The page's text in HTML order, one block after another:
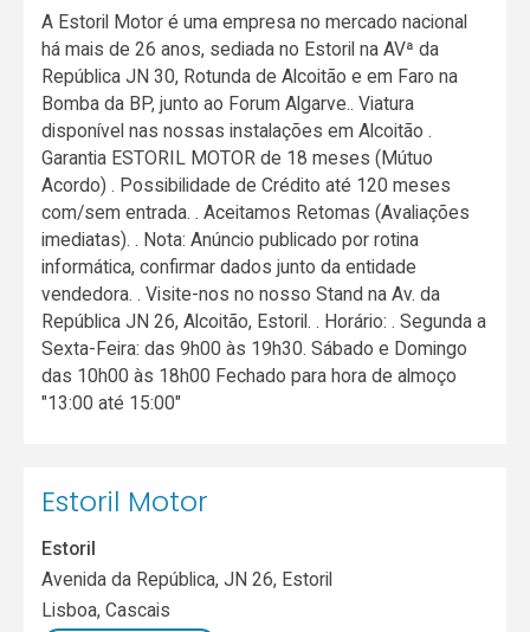
A Estoril Motor é uma empresa no mercado nacional
há mais de 26 anos, sediada no Estoril na AVª da
República JN 30, Rotunda de Alcoitão e em Faro na
Bomba da BP, junto ao Forum Algarve.. Viatura
disponível nas nossas instalações em Alcoitão .
Garantia ESTORIL MOTOR de 18 meses (Mútuo
Acordo) . Possibilidade de Crédito até 120 meses
com/sem entrada. . Aceitamos Retomas (Avaliações
imediatas). . Nota: Anúncio publicado por rotina
informática, confirmar dados junto da entidade
vendedora. . Visite-nos no nosso Stand na Av. da
República JN 26, Alcoitão, Estoril. . Horário: . Segunda a
Sexta-Feira: das 9h00 às 19h30. Sábado e Domingo
das 10h00 às 18h00 Fechado para hora de almoço
"13:00 até 15:00"
Estoril Motor
Estoril
Avenida da República, JN 26, Estoril
Lisboa,Cascais